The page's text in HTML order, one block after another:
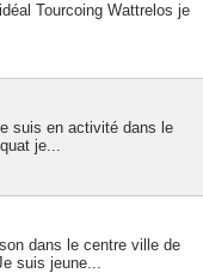
Tourcoing Wattrelos je
suis en activité dans le
je...
dans le centre ville de
suis jeune...